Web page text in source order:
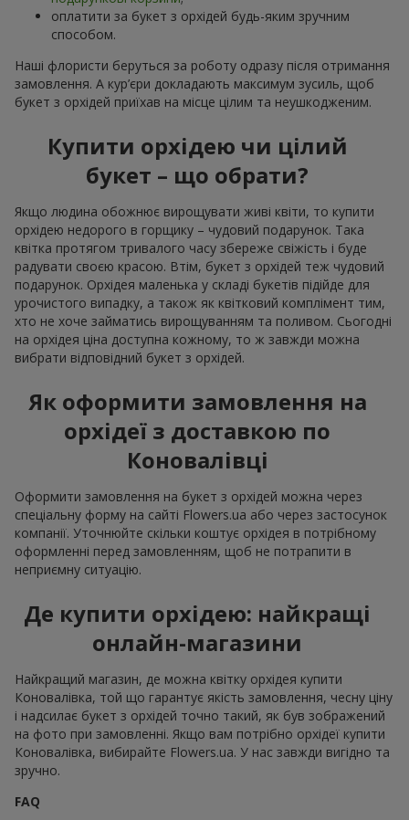
оплатити за букет з орхідей будь-яким зручним
способом.
Наші флористи беруться за роботу одразу після отримання
замовлення. А кур’єри докладають максимум зусиль, щоб
букет з орхідей приїхав на місце цілим та неушкодженим.
Купити орхідею чи цілий
букет – що обрати?
Якщо людина обожнює вирощувати живі квіти, то купити
орхідею недорого в горщику – чудовий подарунок. Така
квітка протягом тривалого часу збереже свіжість і буде
радувати своєю красою. Втім, букет з орхідей теж чудовий
подарунок. Орхідея маленька у складі букетів підійде для
урочистого випадку, а також як квітковий комплімент тим,
хто не хоче займатись вирощуванням та поливом. Сьогодні
на орхідея ціна доступна кожному, то ж завжди можна
вибрати відповідний букет з орхідей.
Як оформити замовлення на
орхідеї з доставкою по
Коновалівці
Оформити замовлення на букет з орхідей можна через
спеціальну форму на сайті Flowers.ua або через застосунок
компанії. Уточнюйте скільки коштує орхідея в потрібному
оформленні перед замовленням, щоб не потрапити в
неприємну ситуацію.
Де купити орхідею: найкращі
онлайн-магазини
Найкращий магазин, де можна квітку орхідея купити
Коновалівка, той що гарантує якість замовлення, чесну ціну
і надсилає букет з орхідей точно такий, як був зображений
на фото при замовленні. Якщо вам потрібно орхідеї купити
Коновалівка, вибирайте Flowers.ua. У нас завжди вигідно та
зручно.
FAQ